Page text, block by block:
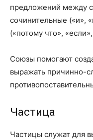
предложений между
сочинительные («и»,
(«потому что»,
Союзы помогают
выражать причинно-
Частица
Частицы служат для